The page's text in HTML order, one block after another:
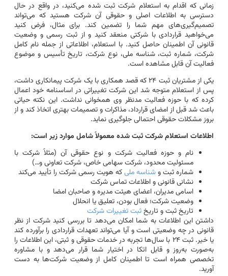
زمانی که اقدام به استعلام شرکت ثبت شده می‌کنید، در واقع در حال
دسترسی به اطلاعات اصلی و حقوقی آن شرکت هستید که می‌تواند
تصمیم‌گیری‌های مهم شما را تضمین کند. برای مثال، فرض کنید
می‌خواهید قراردادی با شرکتی منعقد کنید و از ثبت رسمی و وضعیت
قانونی آن اطمینان حاصل کنید. با استعلام، اطلاعاتی از جمله نام کامل
شرکت، شماره ثبت، شناسه ملی، نوع شرکت، تاریخ تأسیس و موضوع
فعالیت آن قابل مشاهده است.
یکی از مشتریان ثبت ۲۴ که قصد همکاری با یک شرکت پیمانکاری داشت،
پس از استعلام متوجه شد این شرکت تغییراتی در اساسنامه خود اعمال
کرده که با حوزه فعالیت مدنظر وی همخوانی نداشت. این نکته حیاتی
باعث شد قبل از امضای قرارداد، مذاکرات و تصمیمات بهتری اتخاذ کند و از
بروز مشکلات حقوقی احتمالی جلوگیری نماید.
اطلاعات استعلام شرکت ثبت شده معمولاً شامل موارد زیر است:
نام و حوزه فعالیت شرکت و نوع حقوقی آن (مثلاً شرکت با
مسئولیت محدود، شرکت سهامی خاص، شرکت تعاونی و…)
شماره ثبت وشناسه ملیکه هویت رسمی شرکت را تأیید می‌کند
نشانی قانونی و اطلاعات تماس شرکت
اسامی مدیران، اعضای هیئت مدیره و صاحبان امضا
وضعیت شرکت؛ فعال بودن، تعلیق یا انحلال
تاریخ ثبت و تاریخثبت تغییرات شرکت
داشتن این اطلاعات به شما امکان می‌دهد تا بررسی کنید شرکت از نظر
قانونی در چه وضعیتی است و آیا می‌تواند تعهدات قراردادی را برآورده کند
یا خیر. ثبت ۲۴ با سال‌ها تجربه در خدمات حقوقی و ثبتی، این اطلاعات را
به‌صورت به‌روز و قابل اتکا در اختیار شما قرار می‌دهد و با مشاوره
تخصصی همراه است تا اطمینان کامل از وضعیت شرکت‌ها به دست
آورید.